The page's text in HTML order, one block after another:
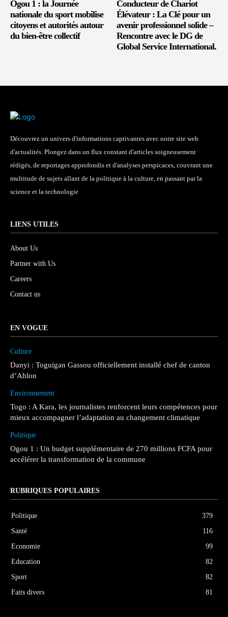
Ogou 1 : la Journée
nationale du sport mobilise
citoyens et autorités autour
du bien-être collectif
Conducteur de Chariot
Élévateur : La Clé pour un
avenir professionnel solide –
Rencontre avec le DG de
Global Service International.
Découvrez un univers d'informations captivantes avec notre site web
d'actualités. Plongez dans un flux constant d'articles soigneusement
rédigés, de reportages approfondis et d'analyses perspicaces, couvrant une
multitude de sujets allant de la politique à la culture, en passant par la
science et la technologie
LIENS UTILES
About Us
Partner with Us
Careers
Contact us
EN VOGUE
Culture
Danyi : Toguigan Gassou officiellement installé chef de canton
d’Ahlon
Environnement
Togo : A Kara, les journalistes renforcent leurs compétences pour
mieux accompagner l’adaptation au changement climatique
Politique
Ogou 1 : Un budget supplémentaire de 270 millions FCFA pour
accélérer la transformation de la commune
RUBRIQUES POPULAIRES
Politique
379
Santé
116
Economie
99
Education
82
Sport
82
Faits divers
81